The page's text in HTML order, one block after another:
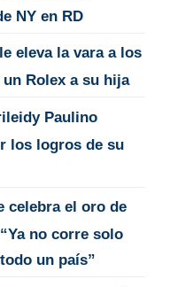
NY en RD
eleva la vara a los
Rolex a su hija
Paulino
los logros de su
celebra el oro de
no corre solo
un país”